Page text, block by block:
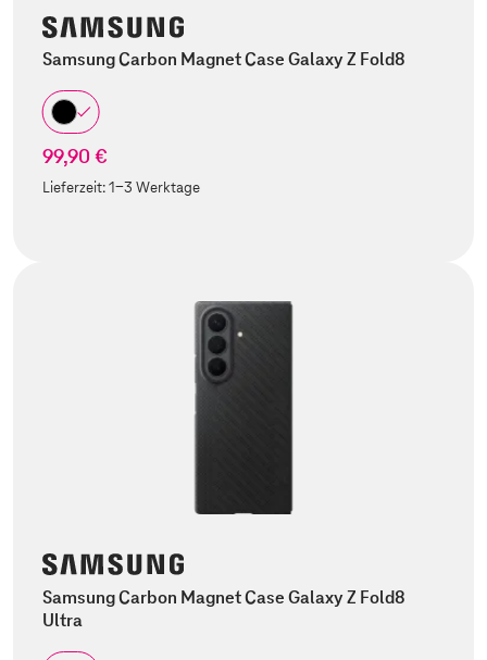
Samsung Carbon Magnet Case Galaxy Z Fold8
99,90 €
Lieferzeit:1-3 Werktage
Samsung Carbon Magnet Case Galaxy Z Fold8
Ultra